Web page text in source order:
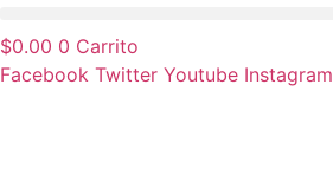
$0.00 0 Carrito
Facebook Twitter Youtube Instagram